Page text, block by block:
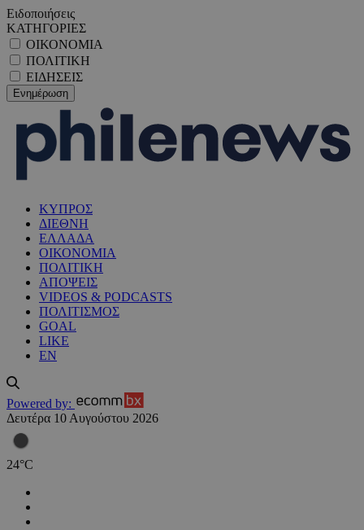
Ειδοποιήσεις
ΚΑΤΗΓΟΡΙΕΣ
ΟΙΚΟΝΟΜΙΑ
ΠΟΛΙΤΙΚΗ
ΕΙΔΗΣΕΙΣ
ΚΥΠΡΟΣ
ΔΙΕΘΝΗ
ΕΛΛΑΔΑ
ΟΙΚΟΝΟΜΙΑ
ΠΟΛΙΤΙΚΗ
ΑΠΟΨΕΙΣ
VIDEOS & PODCASTS
ΠΟΛΙΤΙΣΜΟΣ
GOAL
LIKE
EN
Powered by:
Δευτέρα 10 Αυγούστου 2026
24°C